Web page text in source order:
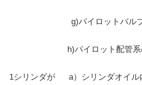
g)パイロットバル
h)パイロット配管系
1シリンダが
a）シリンダオイル